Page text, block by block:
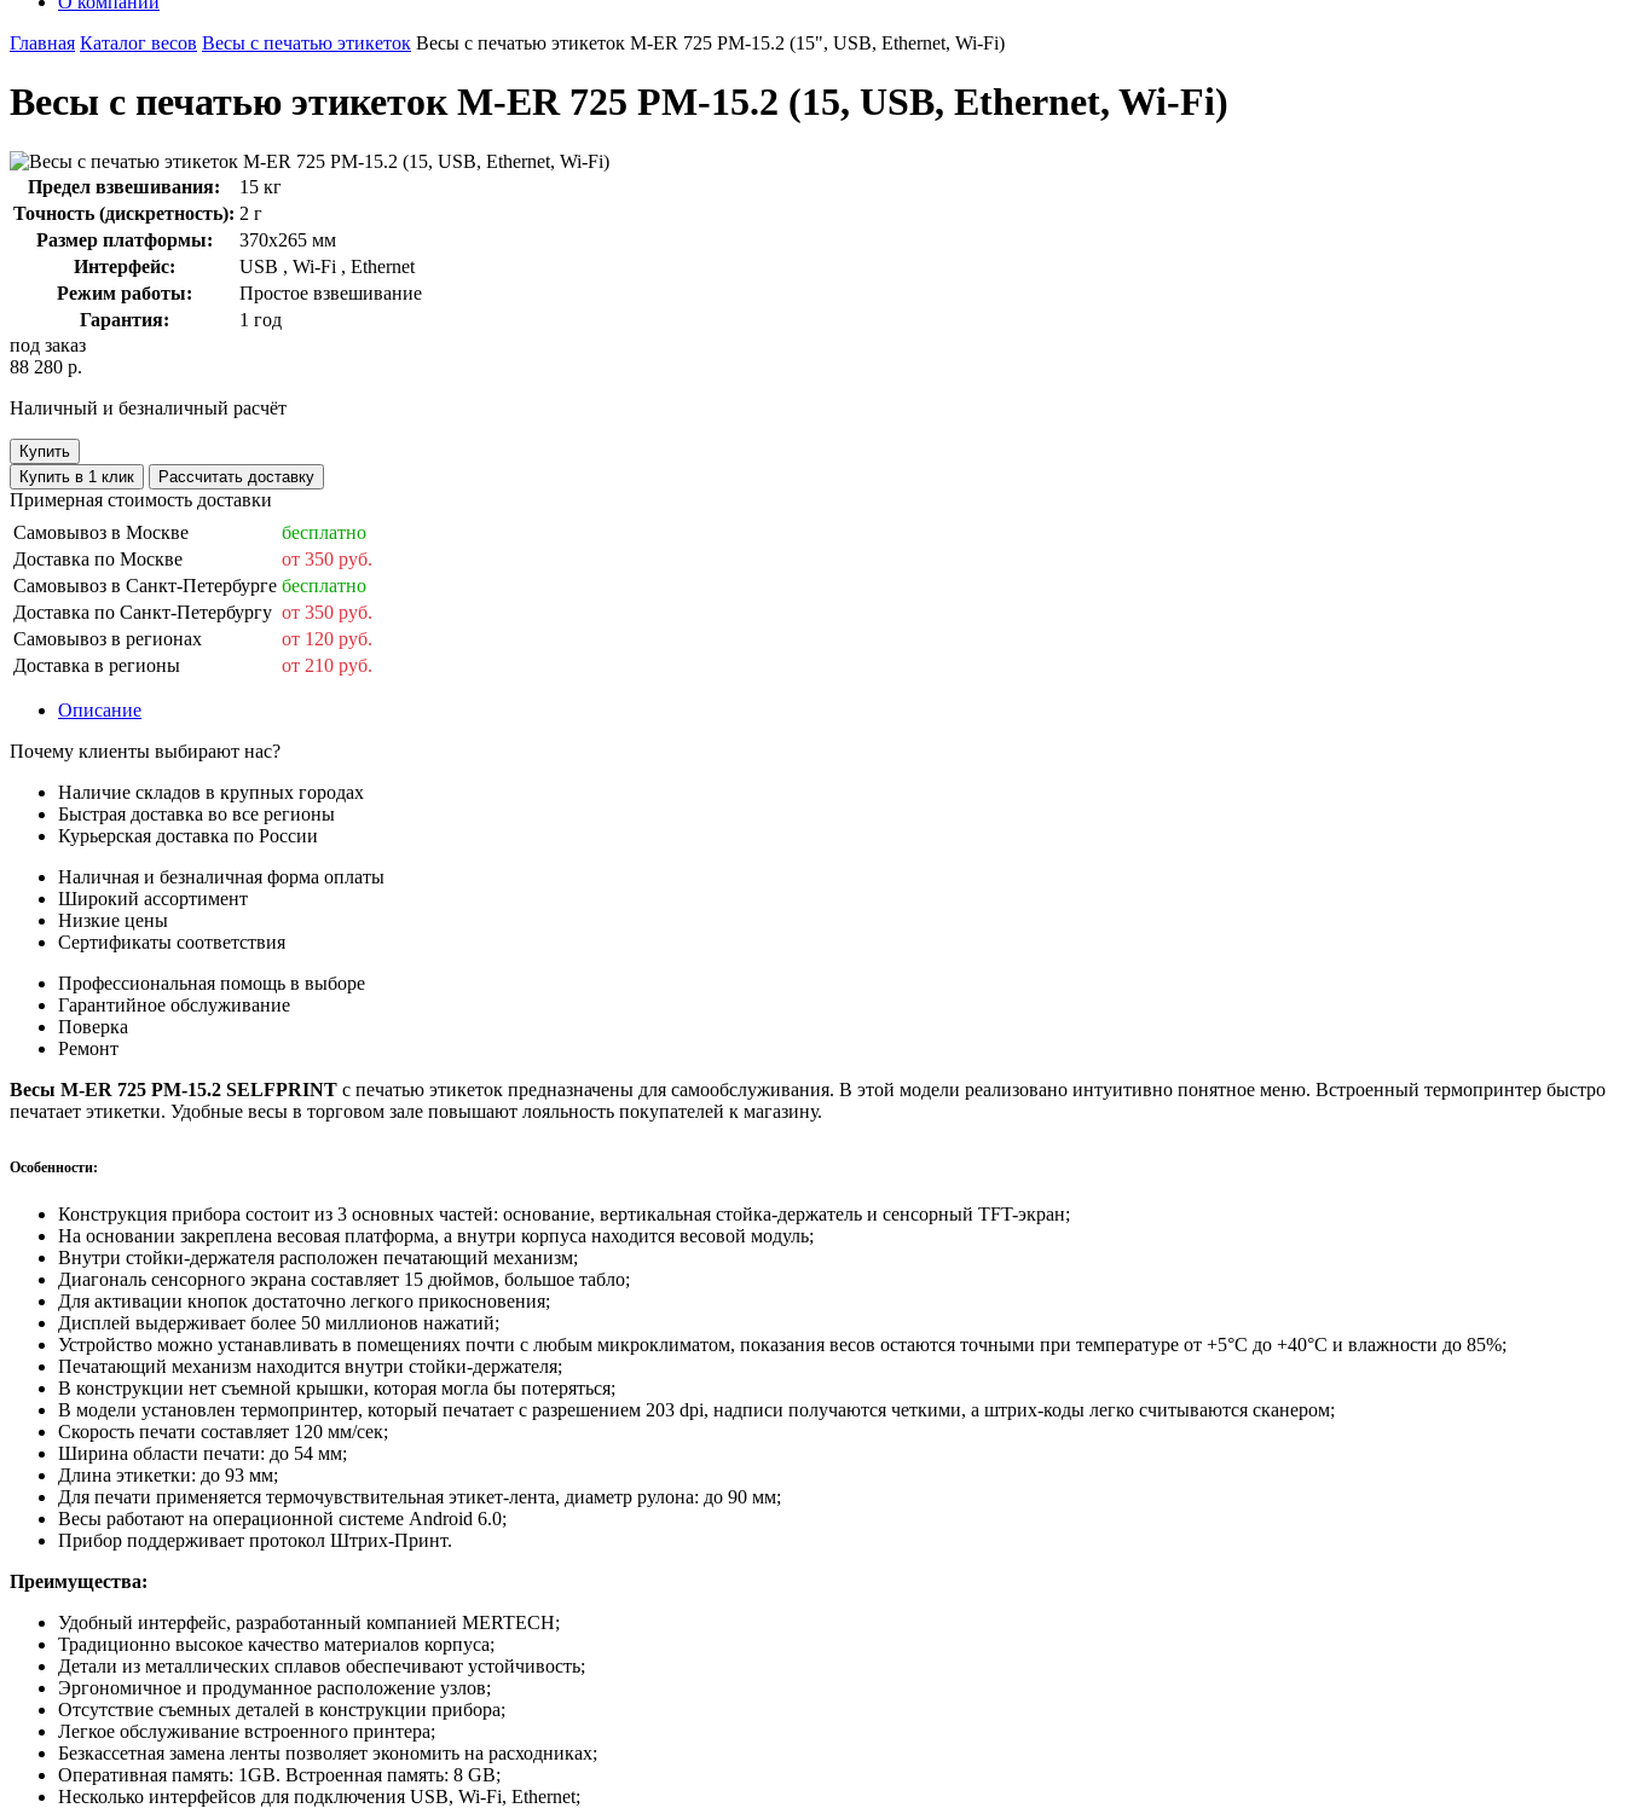
Главная Каталог весов Весы с печатью этикеток Весы с печатью этикеток M-ER 725 PM-15.2 (15", USB, Ethernet, Wi-Fi)
Весы с печатью этикеток M-ER 725 PM-15.2 (15, USB, Ethernet, Wi-Fi)
Предел взвешивания:
15 кг
Точность (дискретность): 2 г
Размер платформы:
370x265 мм
Интерфейс:
USB , Wi-Fi , Ethernet
Режим работы:
Простое взвешивание
Гарантия:
1 год
под заказ
88 280 р.
Наличный и безналичный расчёт
Купить
Купить в 1 клик
Рассчитать доставку
Примерная стоимость доставки
Самовывоз в Москве
бесплатно
Доставка по Москве
от 350 руб.
Самовывоз в Санкт-Петербурге бесплатно
Доставка по Санкт-Петербургу от 350 руб.
Самовывоз в регионах
от 120 руб.
Доставка в регионы
от 210 руб.
Описание
Почему клиенты выбирают нас?
Наличие складов в крупных городах
Быстрая доставка во все регионы
Курьерская доставка по России
Наличная и безналичная форма оплаты
Широкий ассортимент
Низкие цены
Сертификаты соответствия
Профессиональная помощь в выборе
Гарантийное обслуживание
Поверка
Ремонт
Весы M-ER 725 PM-15.2 SELFPRINT с печатью этикеток предназначены для самообслуживания. В этой модели реализовано интуитивно понятное меню. Встроенный термопринтер быстро
печатает этикетки. Удобные весы в торговом зале повышают лояльность покупателей к магазину.
Особенности:
Конструкция прибора состоит из 3 основных частей: основание, вертикальная стойка-держатель и сенсорный TFT-экран;
На основании закреплена весовая платформа, а внутри корпуса находится весовой модуль;
Внутри стойки-держателя расположен печатающий механизм;
Диагональ сенсорного экрана составляет 15 дюймов, большое табло;
Для активации кнопок достаточно легкого прикосновения;
Дисплей выдерживает более 50 миллионов нажатий;
Устройство можно устанавливать в помещениях почти с любым микроклиматом, показания весов остаются точными при температуре от +5°С до +40°С и влажности до 85%;
Печатающий механизм находится внутри стойки-держателя;
В конструкции нет съемной крышки, которая могла бы потеряться;
В модели установлен термопринтер, который печатает с разрешением 203 dpi, надписи получаются четкими, а штрих-коды легко считываются сканером;
Скорость печати составляет 120 мм/сек;
Ширина области печати: до 54 мм;
Длина этикетки: до 93 мм;
Для печати применяется термочувствительная этикет-лента, диаметр рулона: до 90 мм;
Весы работают на операционной системе Android 6.0;
Прибор поддерживает протокол Штрих-Принт.
Преимущества:
Удобный интерфейс, разработанный компанией MERTECH;
Традиционно высокое качество материалов корпуса;
Детали из металлических сплавов обеспечивают устойчивость;
Эргономичное и продуманное расположение узлов;
Отсутствие съемных деталей в конструкции прибора;
Легкое обслуживание встроенного принтера;
Безкассетная замена ленты позволяет экономить на расходниках;
Оперативная память: 1GB. Встроенная память: 8 GB;
Несколько интерфейсов для подключения USB, Wi-Fi, Ethernet;